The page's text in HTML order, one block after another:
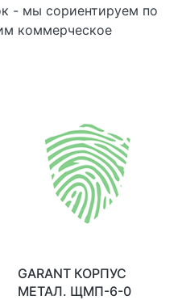
- мы сориентируем по
коммерческое
GARANT КОРПУС
МЕТАЛ. ЩМП-6-0